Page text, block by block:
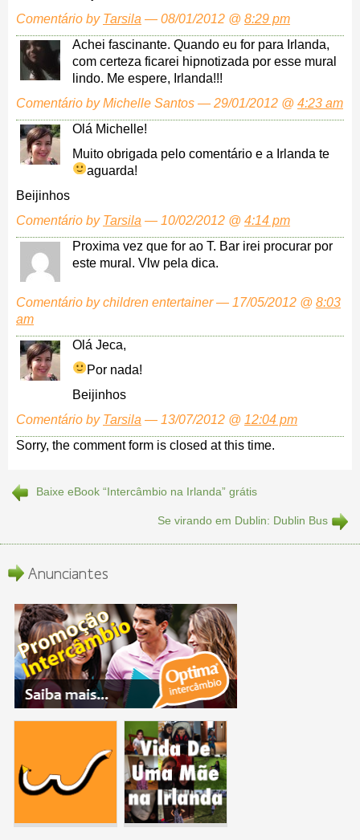
Comentário by Tarsila — 08/01/2012 @ 8:29 pm
Achei fascinante. Quando eu for para Irlanda,
com certeza ficarei hipnotizada por esse mural
lindo. Me espere, Irlanda!!!
Comentário by Michelle Santos — 29/01/2012 @ 4:23 am
Olá Michelle!
Muito obrigada pelo comentário e a Irlanda te
aguarda!
Beijinhos
Comentário by Tarsila — 10/02/2012 @ 4:14 pm
Proxima vez que for ao T. Bar irei procurar por
este mural. Vlw pela dica.
Comentário by children entertainer — 17/05/2012 @ 8:03
am
Olá Jeca,
Por nada!
Beijinhos
Comentário by Tarsila — 13/07/2012 @ 12:04 pm
Sorry, the comment form is closed at this time.
Baixe eBook “Intercâmbio na Irlanda” grátis
Se virando em Dublin: Dublin Bus
Anunciantes